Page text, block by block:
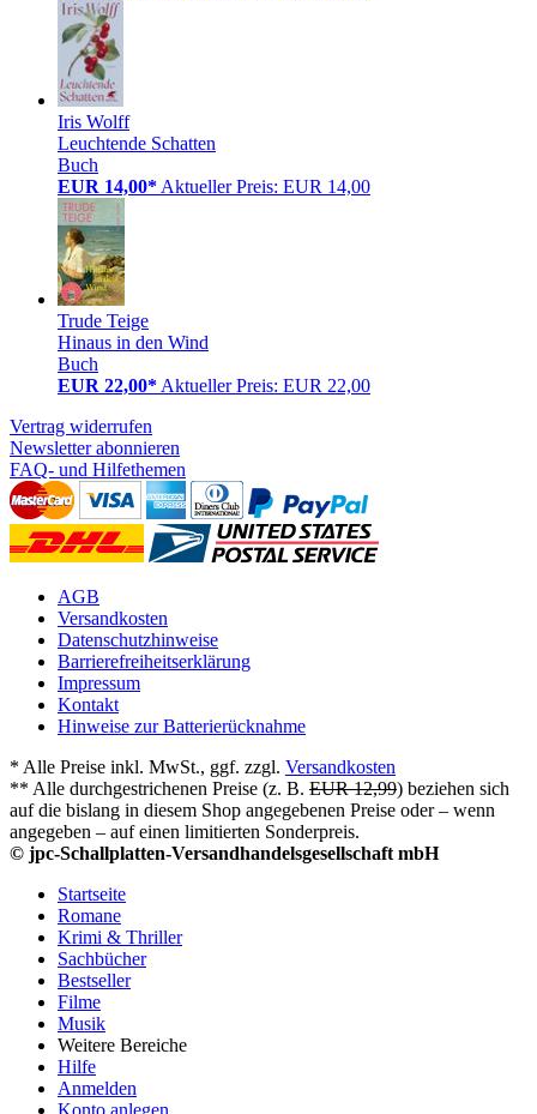
Iris Wolff
Leuchtende Schatten
Buch
EUR 14,00*Aktueller Preis: EUR 14,00
Trude Teige
Hinaus in den Wind
Buch
EUR 22,00*Aktueller Preis: EUR 22,00
Vertrag widerrufen
Newsletter abonnieren
FAQ- und Hilfethemen
AGB
Versandkosten
Datenschutzhinweise
Barrierefreiheitserklärung
Impressum
Kontakt
Hinweise zur Batterierücknahme
* Alle Preise inkl. MwSt., ggf. zzgl. Versandkosten
** Alle durchgestrichenen Preise (z. B. EUR 12,99) beziehen sich
auf die bislang in diesem Shop angegebenen Preise oder – wenn
angegeben – auf einen limitierten Sonderpreis.
© jpc-Schallplatten-Versandhandelsgesellschaft mbH
Startseite
Romane
Krimi & Thriller
Sachbücher
Bestseller
Filme
Musik
Weitere Bereiche
Hilfe
Anmelden